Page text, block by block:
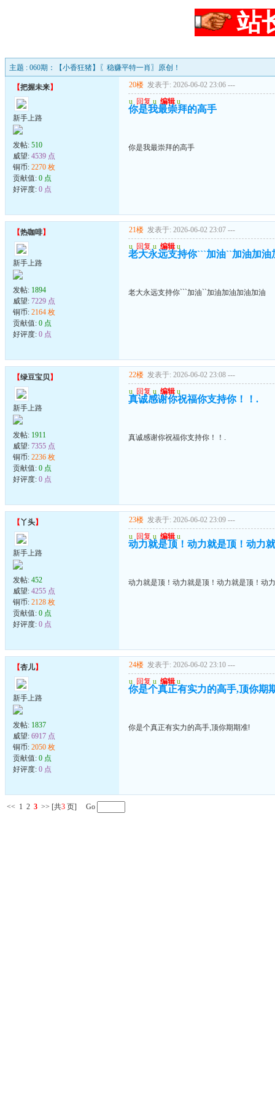
站
主题 : 060期：【小香狂猪】〖稳赚平特一肖〗原创！
【把握未来】
新手上路
发帖: 510
威望: 4539 点
铜币: 2270 枚
贡献值: 0 点
好评度: 0 点
20楼 发表于: 2026-06-02 23:06 ---
u 回复 u 编辑 u
你是我最崇拜的高手
你是我最崇拜的高手
【热咖啡】
新手上路
发帖: 1894
威望: 7229 点
铜币: 2164 枚
贡献值: 0 点
好评度: 0 点
21楼 发表于: 2026-06-02 23:07 ---
u 回复 u 编辑 u
老大永远支持你```加油``加油加油
老大永远支持你```加油``加油加油加油加油
【绿豆宝贝】
新手上路
发帖: 1911
威望: 7355 点
铜币: 2236 枚
贡献值: 0 点
好评度: 0 点
22楼 发表于: 2026-06-02 23:08 ---
u 回复 u 编辑 u
真诚感谢你祝福你支持你！！.
真诚感谢你祝福你支持你！！.
【丫头】
新手上路
发帖: 452
威望: 4255 点
铜币: 2128 枚
贡献值: 0 点
好评度: 0 点
23楼 发表于: 2026-06-02 23:09 ---
u 回复 u 编辑 u
动力就是顶！动力就是顶！动力
动力就是顶！动力就是顶！动力就是顶！动
【杏儿】
新手上路
发帖: 1837
威望: 6917 点
铜币: 2050 枚
贡献值: 0 点
好评度: 0 点
24楼 发表于: 2026-06-02 23:10 ---
u 回复 u 编辑 u
你是个真正有实力的高手,顶你期
你是个真正有实力的高手,顶你期期准!
<< 1 2 3 >> [共3 页] Go